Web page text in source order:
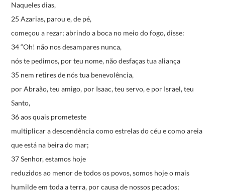
Naqueles dias,
25 Azarias, parou e, de pé,
começou a rezar; abrindo a boca no meio do fogo, disse:
34 “Oh! não nos desampares nunca,
nós te pedimos, por teu nome, não desfaças tua aliança
35 nem retires de nós tua benevolência,
por Abraão, teu amigo, por Isaac, teu servo,e por Israel, teu
Santo,
36 aos quais prometeste
multiplicar a descendência como estrelas do céu e como areia
que está na beira do mar;
37 Senhor, estamos hoje
reduzidos ao menor de todos os povos,somos hoje o mais
humilde em toda a terra, por causa de nossos pecados;